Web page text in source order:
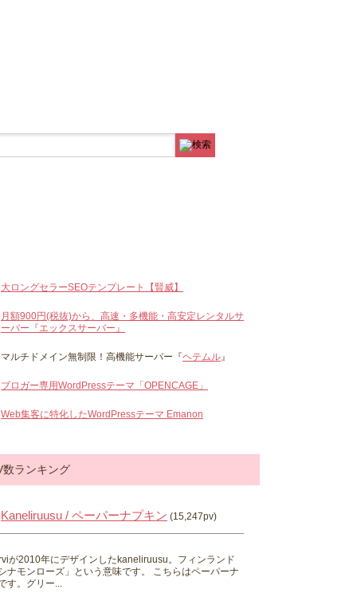
大ロングセラーSEOテンプレート【賢威】
月額900円(税抜)から、高速・多機能・高安定レンタルサ
ーバー『エックスサーバー』
マルチドメイン無制限！高機能サーバー『ヘテムル』
ブロガー専用WordPressテーマ「OPENCAGE」
Web集客に特化したWordPressテーマ Emanon
数ランキング
Kaneliruusu / ペーパーナプキン (15,247pv)
が2010年にデザインしたkaneliruusu。フィンランド
ナモンローズ」という意味です。 こちらはペーパーナ
す。グリー...